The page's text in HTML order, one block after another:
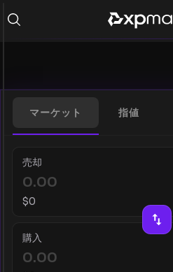
マーケット 指値
売却
$0
購入